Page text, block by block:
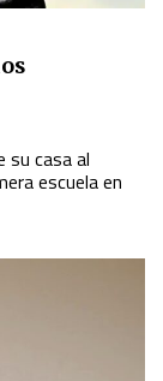
su casa al
escuela en